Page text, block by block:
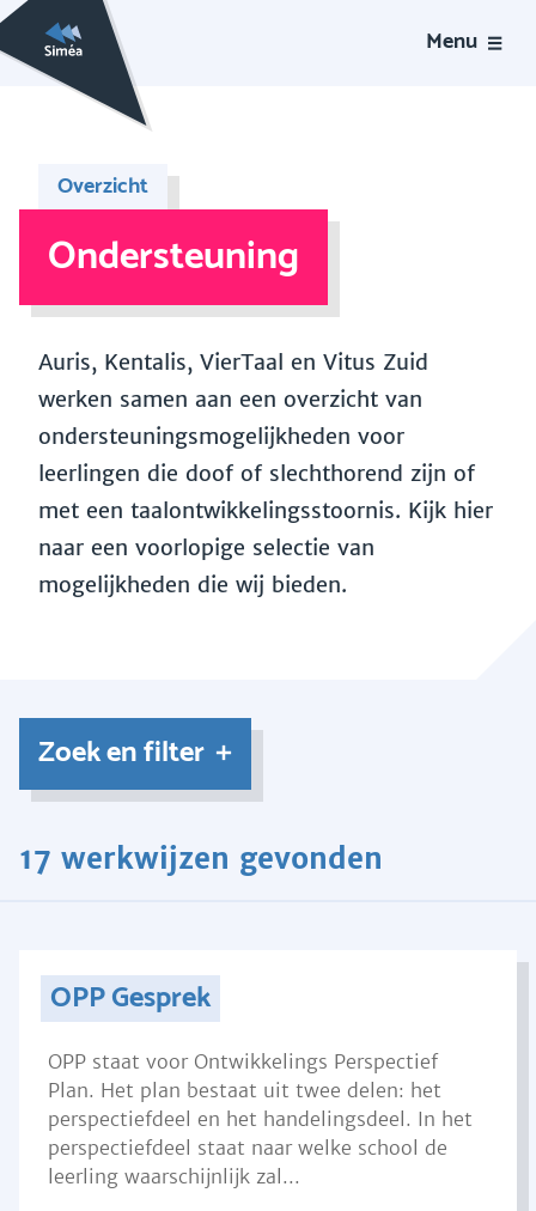
Menu
Overzicht
Ondersteuning
Auris, Kentalis, VierTaal en Vitus Zuid
werken samen aan een overzicht van
ondersteuningsmogelijkheden voor
leerlingen die doof of slechthorend zijn of
met een taalontwikkelingsstoornis. Kijk hier
naar een voorlopige selectie van
mogelijkheden die wij bieden.
Zoek en filter
17 werkwijzen gevonden
OPP Gesprek
OPP staat voor Ontwikkelings Perspectief
Plan. Het plan bestaat uit twee delen: het
perspectiefdeel en het handelingsdeel. In het
perspectiefdeel staat naar welke school de
leerling waarschijnlijk zal...